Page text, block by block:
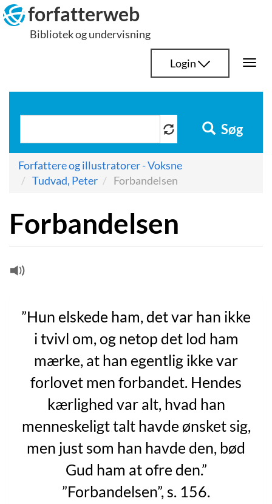
Hop
til
indhold
forfatterweb
Bibliotek og undervisning
Login
Søg
Forfattere og illustratorer - Voksne
Tudvad, Peter
Forbandelsen
Forbandelsen
”Hun elskede ham, det var han ikke
i tvivl om, og netop det lod ham
mærke, at han egentlig ikke var
forlovet men forbandet. Hendes
kærlighed var alt, hvad han
menneskeligt talt havde ønsket sig,
men just som han havde den, bød
Gud ham at ofre den.”
”Forbandelsen”, s. 156.